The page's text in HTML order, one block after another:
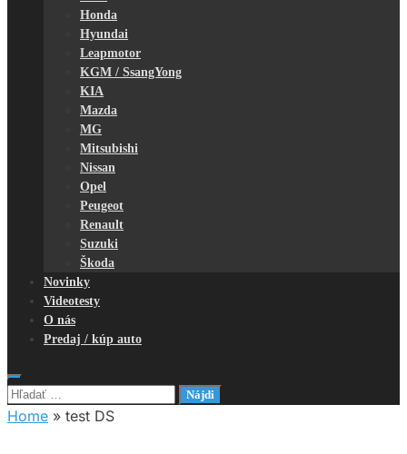
Honda
Hyundai
Leapmotor
KGM / SsangYong
KIA
Mazda
MG
Mitsubishi
Nissan
Opel
Peugeot
Renault
Suzuki
Škoda
Novinky
Videotesty
O nás
Predaj / kúp auto
Hľadať:
Home » test DS